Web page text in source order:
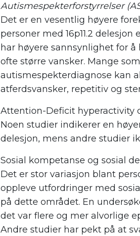
Autismespekterforstyrrelser
Det er en vesentlig høyere
personer med 16p11.2
har høyere sannsynlighet for
ofte større vansker. Mange
autismespekterdiagnose kan
atferdsvansker, repetitiv og
Attention-Deficit hyperactivity
Noen studier indikerer en
delesjon, mens andre studier
Sosial kompetanse og sosial
Det er stor variasjon blant
oppleve utfordringer med
på dette området. En
det var flere og mer alvorlige
Andre studier har pekt på at